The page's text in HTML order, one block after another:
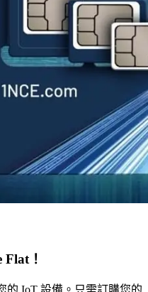
Flat ！